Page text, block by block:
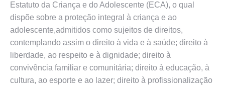
Estatuto da Criança e do Adolescente (ECA), o qual
dispõe sobre a proteção integral à criança e ao
adolescente,admitidos como sujeitos de direitos,
contemplando assim o direito à vida e à saúde; direito à
liberdade, ao respeito e à dignidade; direito à
convivência familiar e comunitária; direito à educação, à
cultura, ao esporte e ao lazer; direito à profissionalização